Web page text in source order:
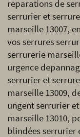
reparations de
serrurier et
marseille 13007,
vos serrures
serrurerie
urgence
serrurier et
marseille 13009,
ungent serrurier
marseille 13010,
blindées serrurier